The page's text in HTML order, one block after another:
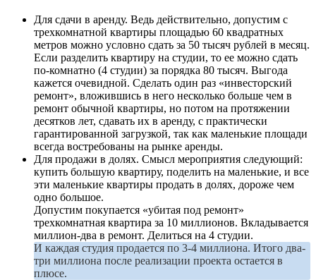
Для сдачи в аренду. Ведь действительно, допустим с
трехкомнатной квартиры площадью 60 квадратных
метров можно условно сдать за 50 тысяч рублей в месяц.
Если разделить квартиру на студии, то ее можно сдать
по-комнатно (4 студии) за порядка 80 тысяч. Выгода
кажется очевидной. Сделать один раз «инвесторский
ремонт», вложившись в него несколько больше чем в
ремонт обычной квартиры, но потом на протяжении
десятков лет, сдавать их в аренду, с практически
гарантированной загрузкой, так как маленькие площади
всегда востребованы на рынке аренды.
Для продажи в долях. Смысл мероприятия следующий:
купить большую квартиру, поделить на маленькие, и все
эти маленькие квартиры продать в долях, дороже чем
одно большое.
Допустим покупается «убитая под ремонт»
трехкомнатная квартира за 10 миллионов. Вкладывается
миллион-два в ремонт. Делиться на 4 студии.
И каждая студия продается по 3-4 миллиона. Итого два-
три миллиона после реализации проекта остается в
плюсе.